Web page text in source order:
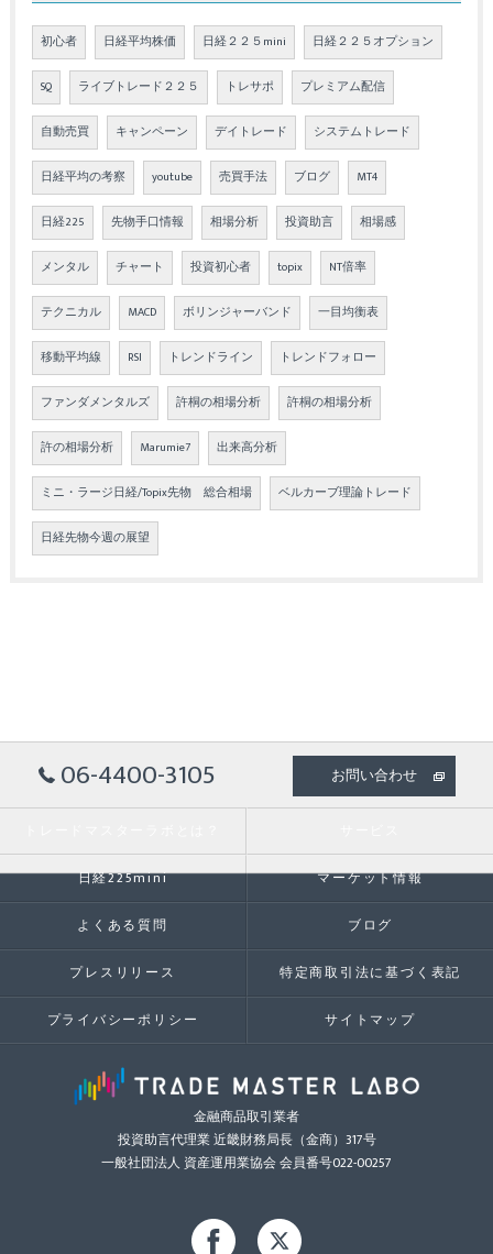
初心者 日経平均株価 日経２２５mini 日経２２５オプション
SQ ライブトレード２２５ トレサポ プレミアム配信
自動売買 キャンペーン デイトレード システムトレード
日経平均の考察 youtube 売買手法 ブログ MT4
日経225 先物手口情報 相場分析 投資助言 相場感
メンタル チャート 投資初心者 topix NT倍率
テクニカル MACD ボリンジャーバンド 一目均衡表
移動平均線 RSI トレンドライン トレンドフォロー
ファンダメンタルズ 許桐の相場分析 許桐の相場分析
許の相場分析 Marumie7 出来高分析
ミニ・ラージ日経/Topix先物 総合相場 ベルカーブ理論トレード
日経先物今週の展望
06-4400-3105 お問い合わせ
日経225mini マーケット情報
よくある質問 ブログ
プレスリリース 特定商取引法に基づく表記
プライバシーポリシー サイトマップ
金融商品取引業者
投資助言代理業 近畿財務局長（金商）317号
一般社団法人 資産運用業協会 会員番号022-00257